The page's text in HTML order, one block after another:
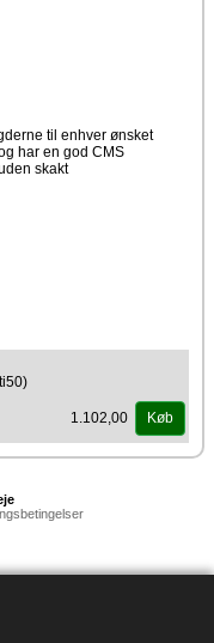
til enhver ønsket
har en god CMS
skakt
1.102,00 Køb